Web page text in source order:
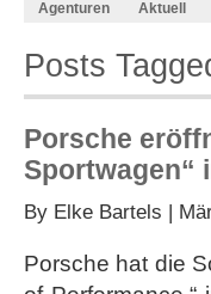
Agenturen
Aktuell
Posts
Porsche
Sportwagen“
By Elke Bartels |
Porsche hat die